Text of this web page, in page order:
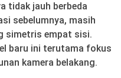
tidak jauh berbeda
sebelumnya, masih
simetris empat sisi.
baru ini terutama fokus
kamera belakang.